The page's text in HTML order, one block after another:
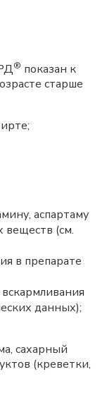
® показан к
старше
аспартаму
веществ (см.
в препарате
данных);
сахарный
(креветки,